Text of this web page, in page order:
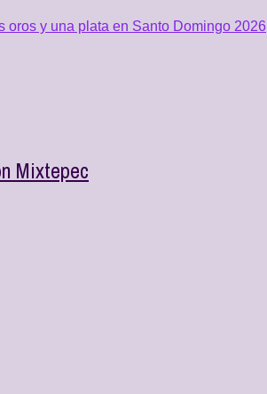
oros y una plata en Santo Domingo 2026
Mixtepec